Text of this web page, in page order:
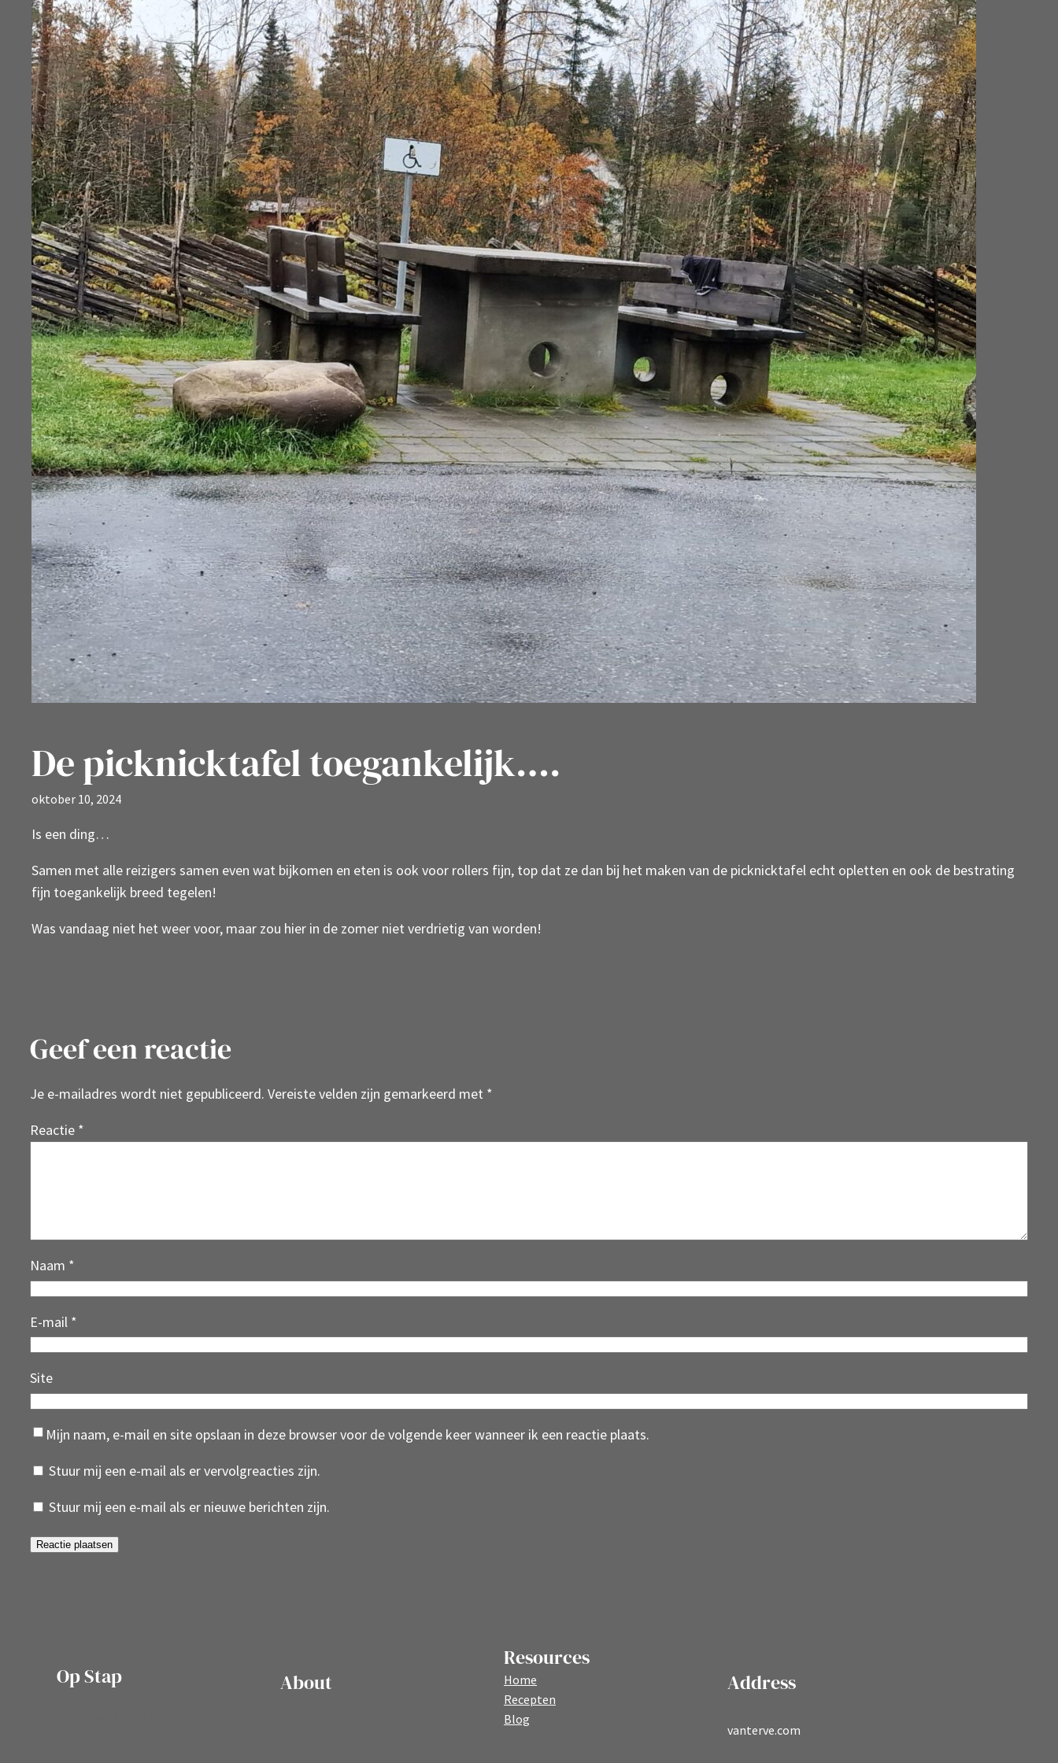
De picknicktafel toegankelijk….
oktober 10, 2024
Is een ding…
Samen met alle reizigers samen even wat bijkomen en eten is ook voor rollers fijn, top dat ze dan bij het maken van de picknicktafel echt opletten en ook de bestrating
fijn toegankelijk breed tegelen!
Was vandaag niet het weer voor, maar zou hier in de zomer niet verdrietig van worden!
Geef een reactie
Je e-mailadres wordt niet gepubliceerd. Vereiste velden zijn gemarkeerd met *
Reactie *
Naam *
E-mail *
Site
Mijn naam, e-mail en site opslaan in deze browser voor de volgende keer wanneer ik een reactie plaats.
Stuur mij een e-mail als er vervolgreacties zijn.
Stuur mij een e-mail als er nieuwe berichten zijn.
Op Stap About
Resources
Home
Recepten
Blog
Address
vanterve.com